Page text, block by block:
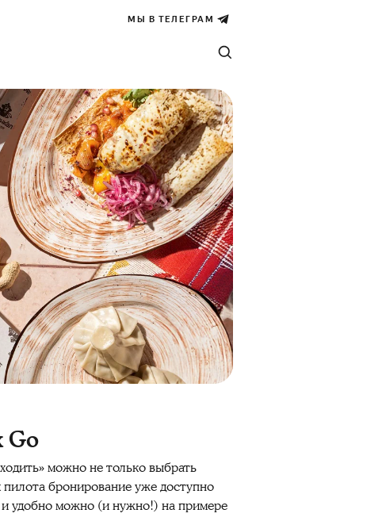
МЫ В ТЕЛЕГРАМ
Go
можно не только выбрать
бронирование уже доступно
и удобно можно (и нужно!) на примере